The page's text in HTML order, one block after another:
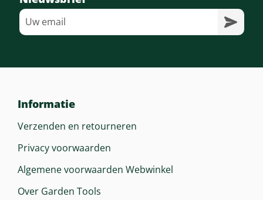
Stalen
Neerklapbare Stuurboom
66 Kg
Informatie
Verzenden en retourneren
Privacy voorwaarden
Algemene voorwaarden Webwinkel
Over Garden Tools